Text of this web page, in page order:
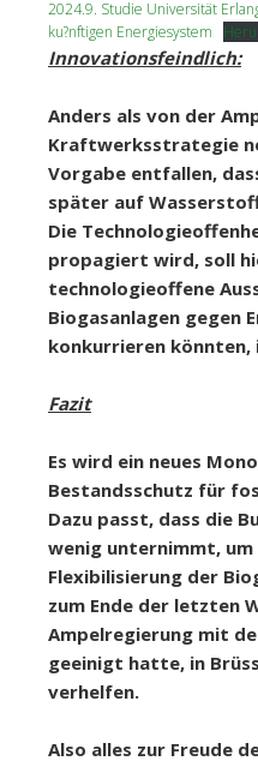
2024.9. Studie Universität
ku?nftigen Energiesystem
Innovationsfeindlich:
Anders als von der
Kraftwerksstrategie
Vorgabe entfallen,
später auf
Die
propagiert wird, soll
technologieoffene
Biogasanlagen gegen
konkurrieren
Fazit
Es wird ein neues
Bestandsschutz für
Dazu passt, dass die
wenig unternimmt,
Flexibilisierung der
zum Ende der letzten
Ampelregierung mit
geeinigt hatte, in
verhelfen.
Also alles zur Freude